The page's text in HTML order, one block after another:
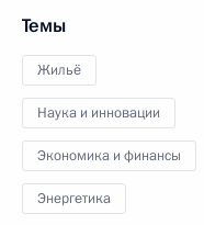
Темы
Жильё
Наука и инновации
Экономика и финансы
Энергетика